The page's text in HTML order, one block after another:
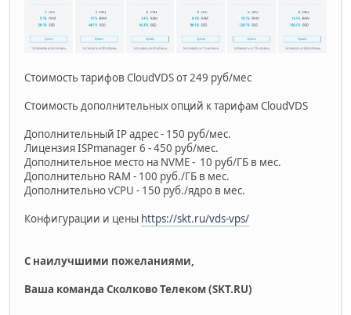
Стоимость тарифов CloudVDS от 249 руб/мес
Стоимость дополнительных опций к тарифам CloudVDS
Дополнительный IP адрес - 150 руб/мес.
Лицензия ISPmanager 6 - 450 руб/мес.
Дополнительное место на NVME - 10 руб/ГБ в мес.
Дополнительно RAM - 100 руб./ГБ в мес.
Дополнительно vCPU - 150 руб./ядро в мес.
Конфигурации и цены https://skt.ru/vds-vps/
С наилучшими пожеланиями,
Ваша команда Сколково Телеком (SKT.RU)